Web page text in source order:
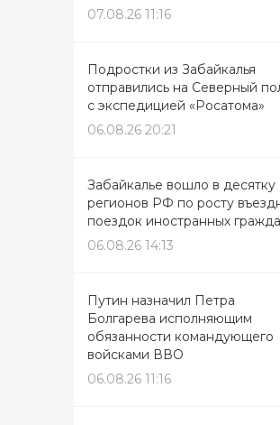
07.08.26 11:16
Подростки из Забайкалья
отправились на Северный
с экспедицией «Росатома»
06.08.26 20:21
Забайкалье вошло в десятку
регионов РФ по росту
поездок иностранных
06.08.26 14:13
Путин назначил Петра
Болгарева исполняющим
обязанности командующего
войсками ВВО
06.08.26 11:16